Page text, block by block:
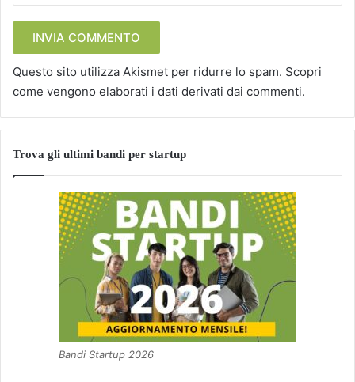
Questo sito utilizza Akismet per ridurre lo spam. Scopri
come vengono elaborati i dati derivati dai commenti.
Trova gli ultimi bandi per startup
Bandi Startup 2026